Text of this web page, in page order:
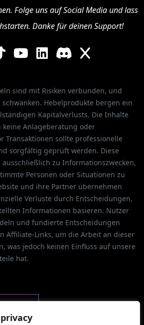
Folge uns auf Social Media und lass
Danke für deinen Support!
sind mit Risiken verbunden, und
Hebelprodukte bergen ein
Kapitalverlusts. Die Inhalte
keine Anlageberatung oder
Transaktionen sollte professionelle
sorgfältig geprüft werden. Diese
zu Informationszwecken,
Personen oder Situationen zu
und ihre Partner übernehmen
Verluste durch Entscheidungen,
Informationen basieren. Nutzer
und fundierte Entscheidungen
Affiliate-Links, um die Arbeit an dieser
was jedoch keinen Einfluss auf unsere
hat.